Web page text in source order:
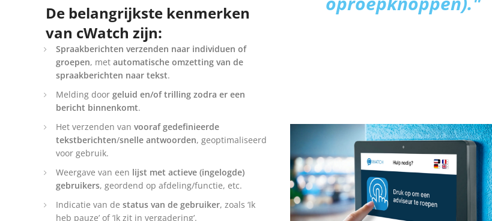
De belangrijkste kenmerken
van cWatch zijn:
Spraakberichten verzenden naar individuen of
groepen, met automatische omzetting van de
spraakberichten naar tekst.
Melding door geluid en/of trilling zodra er een
bericht binnenkomt.
Het verzenden van vooraf gedefinieerde
tekstberichten/snelle antwoorden, geoptimaliseerd
voor gebruik.
Weergave van een lijst met actieve (ingelogde)
gebruikers, geordend op afdeling/functie, etc.
Indicatie van de status van de gebruiker, zoals ‘Ik
heb pauze’ of ‘Ik zit in vergadering’.